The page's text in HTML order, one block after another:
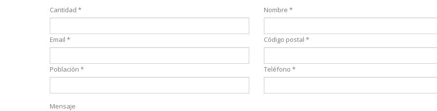
Cantidad * Nombre *
Email * Código postal *
Población * Teléfono *
Mensaje